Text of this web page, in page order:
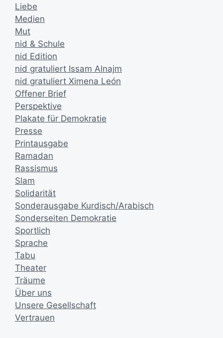
Liebe
Medien
Mut
nid & Schule
nid Edition
nid gratuliert Issam Alnajm
nid gratuliert Ximena León
Offener Brief
Perspektive
Plakate für Demokratie
Presse
Printausgabe
Ramadan
Rassismus
Slam
Solidarität
Sonderausgabe Kurdisch/Arabisch
Sonderseiten Demokratie
Sportlich
Sprache
Tabu
Theater
Träume
Über uns
Unsere Gesellschaft
Vertrauen